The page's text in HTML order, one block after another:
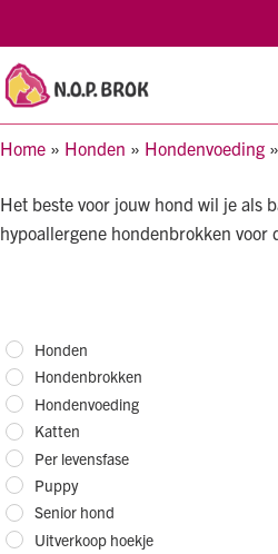
Home » Honden » Hondenvoeding »
Het beste voor jouw hond wil je als
hypoallergene hondenbrokken voor
Honden
Hondenbrokken
Hondenvoeding
Katten
Per levensfase
Puppy
Senior hond
Uitverkoop hoekje